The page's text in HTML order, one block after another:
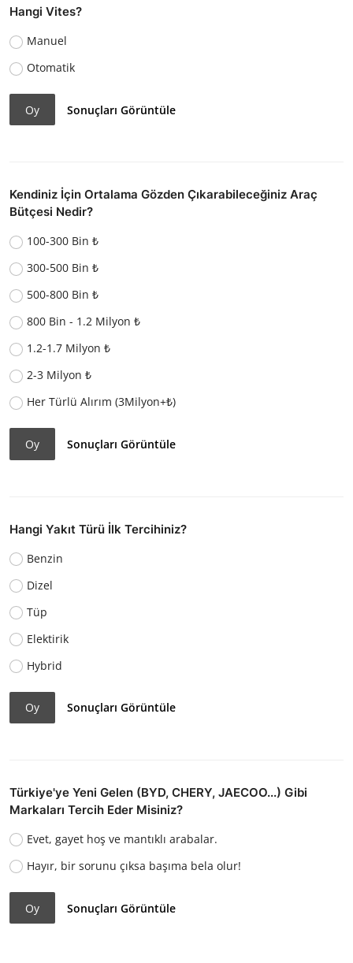
Hangi Vites?
Manuel
Otomatik
Oy Sonuçları Görüntüle
Kendiniz İçin Ortalama Gözden Çıkarabileceğiniz Araç
Bütçesi Nedir?
100-300 Bin ₺
300-500 Bin ₺
500-800 Bin ₺
800 Bin - 1.2 Milyon ₺
1.2-1.7 Milyon ₺
2-3 Milyon ₺
Her Türlü Alırım (3Milyon+₺)
Oy Sonuçları Görüntüle
Hangi Yakıt Türü İlk Tercihiniz?
Benzin
Dizel
Tüp
Elektirik
Hybrid
Oy Sonuçları Görüntüle
Türkiye'ye Yeni Gelen (BYD, CHERY, JAECOO...) Gibi
Markaları Tercih Eder Misiniz?
Evet, gayet hoş ve mantıklı arabalar.
Hayır, bir sorunu çıksa başıma bela olur!
Oy Sonuçları Görüntüle